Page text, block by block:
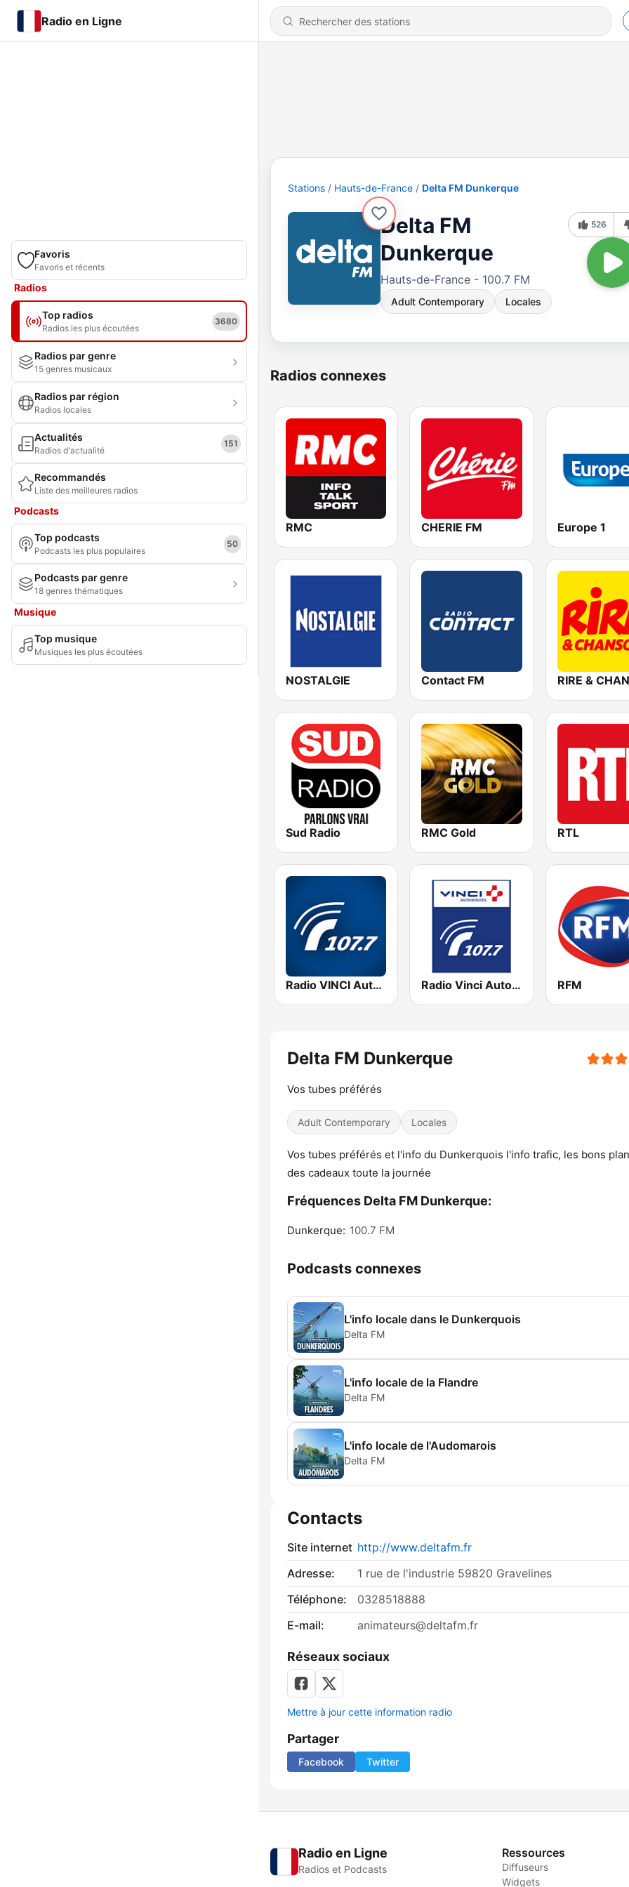
Radio en Ligne
Favoris
Favoris et récents
Radios
Top radios
Radios les plus écoutées
3680
Radios par genre
15 genres musicaux
Radios par région
Radios locales
Actualités
Radios d'actualité
151
Recommandés
Liste des meilleures radios
Podcasts
Top podcasts
Podcasts les plus populaires
50
Podcasts par genre
18 genres thématiques
Musique
Top musique
Musiques les plus écoutées
Stations Hauts-de-France Delta FM Dunkerque
Delta FM
Dunkerque
Hauts-de-France - 100.7 FM
Adult Contemporary Locales
526
Radios connexes
RMC CHERIE FM Europe 1
NOSTALGIE Contact FM
Sud Radio RMC Gold RTL
Radio VINCI Autoroutes Radio Vinci Autoroutes Sud 107.7 RFM
Delta FM Dunkerque
Vos tubes préférés
Adult Contemporary Locales
Vos tubes préférés et l'info du Dunkerquois l'info trafic, les bons
des cadeaux toute la journée
Fréquences Delta FM Dunkerque:
Dunkerque: 100.7 FM
Podcasts connexes
L'info locale dans le Dunkerquois
Delta FM
L'info locale de la Flandre
Delta FM
L'info locale de l'Audomarois
Delta FM
Contacts
Site internet http://www.deltafm.fr
Adresse:
1 rue de l'industrie 59820 Gravelines
Téléphone:
0328518888
E-mail:
animateurs@deltafm.fr
Réseaux sociaux
Mettre à jour cette information radio
Partager
Facebook Twitter
Radio en Ligne
Radios et Podcasts
Ressources
Diffuseurs
Widgets